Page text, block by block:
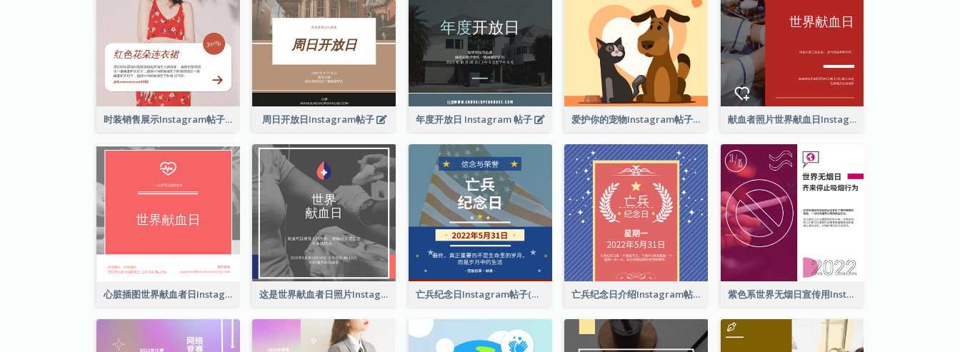
时装销售展示Instagram帖子 周日开放日Instagram帖子 年度开放日 Instagram 帖子 爱护你的宠物Instagram帖子 献血者照片世界献血日Instagram帖子
心脏插图世界献血者日Instagram帖子 这是世界献血者日照片Instagram帖子 亡兵纪念日Instagram帖子(附名言引用) 亡兵纪念日介绍Instagram帖子 紫色系世界无烟日宣传用Instagram帖子